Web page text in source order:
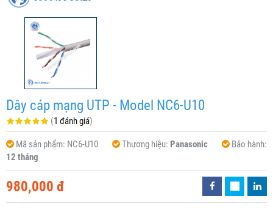
Dây cáp mạng UTP - Model NC6-U10
(1 đánh giá)
Mã sản phẩm: NC6-U10 Thương hiệu: Panasonic
Bảo hành:
12 tháng
980,000 đ